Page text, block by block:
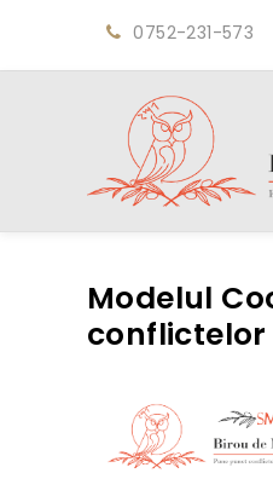
0752-231-573
Modelul